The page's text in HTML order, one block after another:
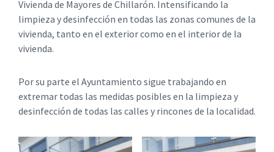
Vivienda de Mayores de Chillarón. Intensificando la
limpieza y desinfección en todas las zonas comunes de la
vivienda, tanto en el exterior como en el interior de la
vivienda.
Por su parte el Ayuntamiento sigue trabajando en
extremar todas las medidas posibles en la limpieza y
desinfección de todas las calles y rincones de la localidad.